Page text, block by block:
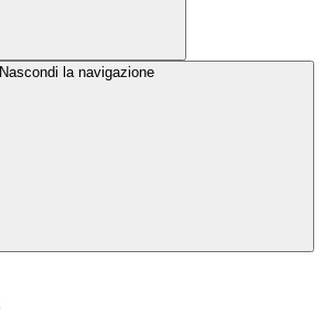
Nascondi la navigazione